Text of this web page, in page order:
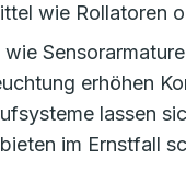
wie Rollatoren
erhöhen
lassen
im Ernstfall